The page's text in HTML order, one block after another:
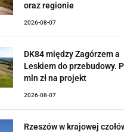
oraz regionie
2026-08-07
DK84 między Zagórzem a
Leskiem do przebudowy.
mln zł na projekt
2026-08-07
Rzeszów w krajowej